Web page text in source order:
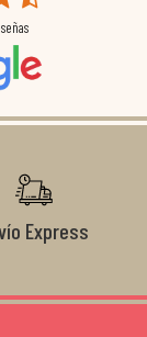
el minuto uno se
en todo. Gracias a Sergio,
un servicio de 10.
Express